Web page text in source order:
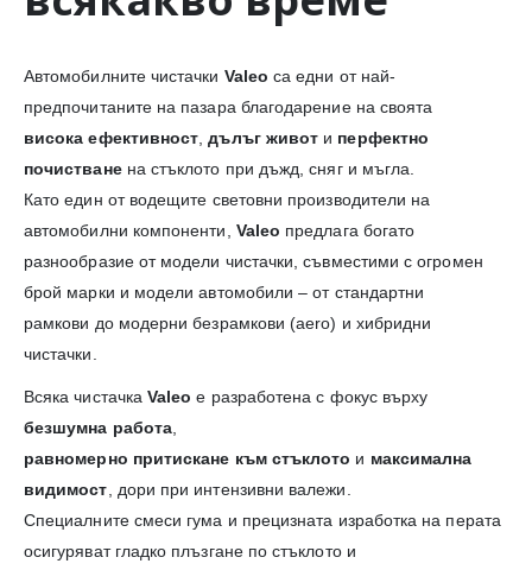
Автомобилните чистачки Valeo са едни от най-
предпочитаните на пазара благодарение на своята
висока ефективност ,дълъг живот и перфектно
почистванена стъклото при дъжд, сняг и мъгла.
Като един от водещите световни производители на
автомобилни компоненти, Valeo предлага богато
разнообразие от модели чистачки, съвместими с огромен
брой марки и модели автомобили – от стандартни
рамкови до модерни безрамкови (aero) и хибридни
чистачки.
Всяка чистачкаValeo е разработена с фокус върху
безшумна работа
равномерно притискане към стъклото и максимална
видимост , дори при интензивни валежи.
Специалните смеси гума и прецизната изработка на перата
осигуряват гладко плъзгане по стъклото и